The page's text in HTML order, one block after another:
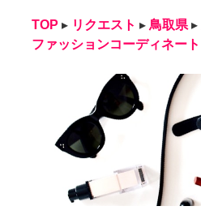
TOP ▸ リクエスト ▸ 鳥取県 ▸
ファッションコーディネート